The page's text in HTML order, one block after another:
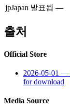
jpJapan 발표됨 —
출처
Official Store
2026-05-01 —
for download
Media Source